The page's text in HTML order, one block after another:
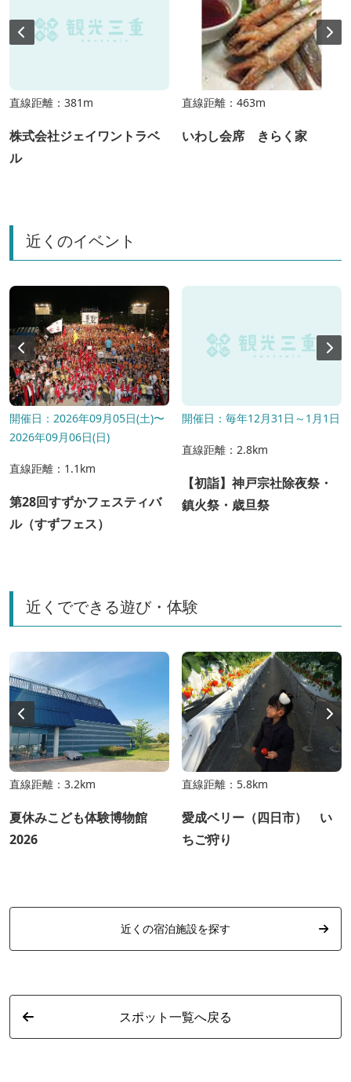
直線距離：381m
株式会社ジェイワントラベ
ル
直線距離：463m
いわし会席 きらく家
近くのイベント
開催日：2026年09月05日(土)〜
2026年09月06日(日)
直線距離：1.1km
第28回すずかフェスティバ
ル（すずフェス）
開催日：毎年12月31日～1月1日
直線距離：2.8km
【初詣】神戸宗社除夜祭・
鎮火祭・歳旦祭
近くでできる遊び・体験
直線距離：3.2km
夏休みこども体験博物館
2026
直線距離：5.8km
愛成ベリー（四日市） い
ちご狩り
近くの宿泊施設を探す
スポット一覧へ戻る